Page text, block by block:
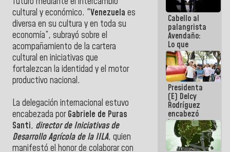
cultural y económico. "Venezuela es
diversa en su cultura y en toda su
economía”, subrayó sobre el
acompañamiento de la cartera
cultural en iniciativas que
fortalezcan la identidad y el motor
productivo nacional.
La delegación internacional estuvo
encabezada porGabriele de Puras
Santi, director de Iniciativas de
Desarrollo Agrícola de la IILA, quien
manifestó el honor de colaborar con
recuperación
del Sistema
Eléctrico
Nacional
Cabello al
palangrista
Avendaño:
Lo que
vayas a
escribir
hazlo hoy
por que no
sabemos si
la semana
que viene
hay
programa
Presidenta
(E) Delcy
Rodríguez
encabezó
lanzamiento
del Plan
Nacional de
Recreación